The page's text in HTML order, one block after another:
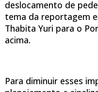
deslocamento de
tema da reportagem
Thabita Yuri para o
acima.
Para diminuir esses